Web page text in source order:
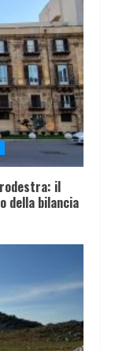
il
della bilancia